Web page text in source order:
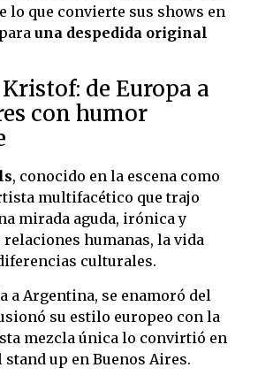
lo que convierte sus shows en
una despedida original
de Europa a
con humor
, conocido en la escena como
multifacético que trajo
mirada aguda, irónica y
relaciones humanas, la vida
culturales.
a Argentina, se enamoró del
su estilo europeo con la
mezcla única lo convirtió en
up en Buenos Aires.